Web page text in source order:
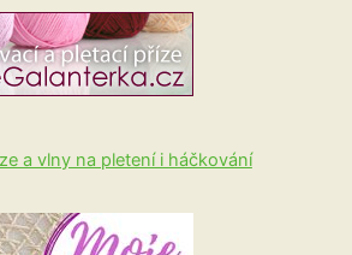
a vlny na pletení i háčkování